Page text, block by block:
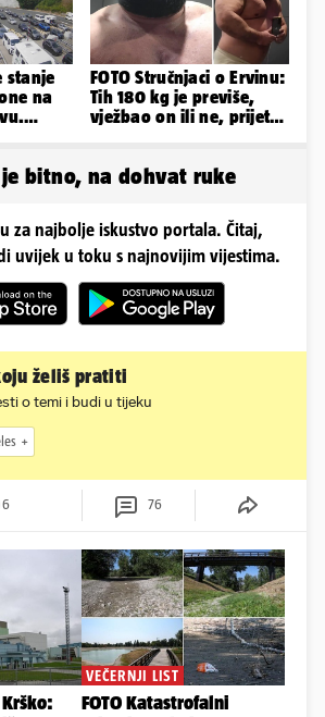
stanje
na
FOTO Stručnjaci o Ervinu:
Tih 180 kg je previše,
vježbao on ili ne, prijete
je bitno, na dohvat ruke
za najbolje iskustvo portala. Čitaj,
uvijek u toku s najnovijim vijestima.
želiš pratiti
o temi i budi u tijeku
6 76